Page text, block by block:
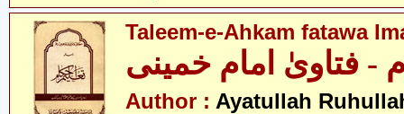
Taleem-e-Ahkam fatawa
- فتاویٰ امام خمینی
Author : Ayatullah